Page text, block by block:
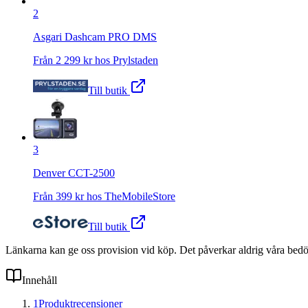
2
Asgari Dashcam PRO DMS
Från 2 299 kr hos Prylstaden
Till butik
3
Denver CCT-2500
Från 399 kr hos TheMobileStore
Till butik
Länkarna kan ge oss provision vid köp. Det påverkar aldrig våra
Innehåll
1Produktrecensioner